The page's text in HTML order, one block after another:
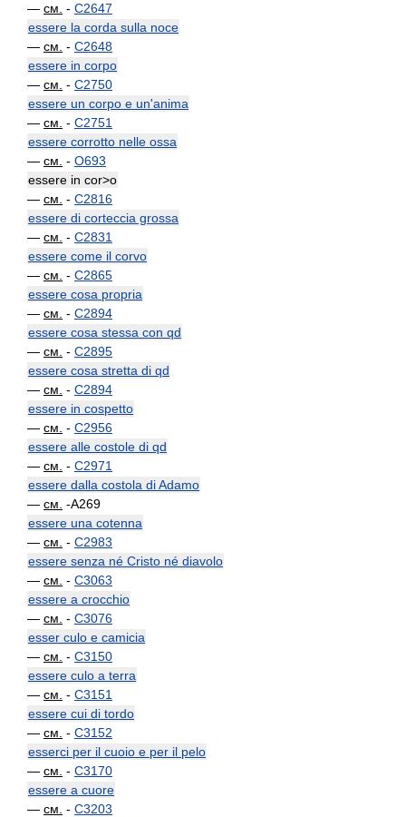
— см. - C2647
essere la corda sulla noce
— см. - C2648
essere in corpo
— см. - C2750
essere un corpo e un'anima
— см. - C2751
essere corrotto nelle ossa
— см. - O693
essere in cor>o
— см. - C2816
essere di corteccia grossa
— см. - C2831
essere come il corvo
— см. - C2865
essere cosa propria
— см. - C2894
essere cosa stessa con qd
— см. - C2895
essere cosa stretta di qd
— см. - C2894
essere in cospetto
— см. - C2956
essere alle costole di qd
— см. - C2971
essere dalla costola di Adamo
— см. -A269
essere una cotenna
— см. - C2983
essere senza né Cristo né diavolo
— см. - C3063
essere a crocchio
— см. - C3076
esser culo e camicia
— см. - C3150
essere culo a terra
— см. - C3151
essere cui di tordo
— см. - C3152
esserci per il cuoio e per il pelo
— см. - C3170
essere a cuore
— см. - C3203